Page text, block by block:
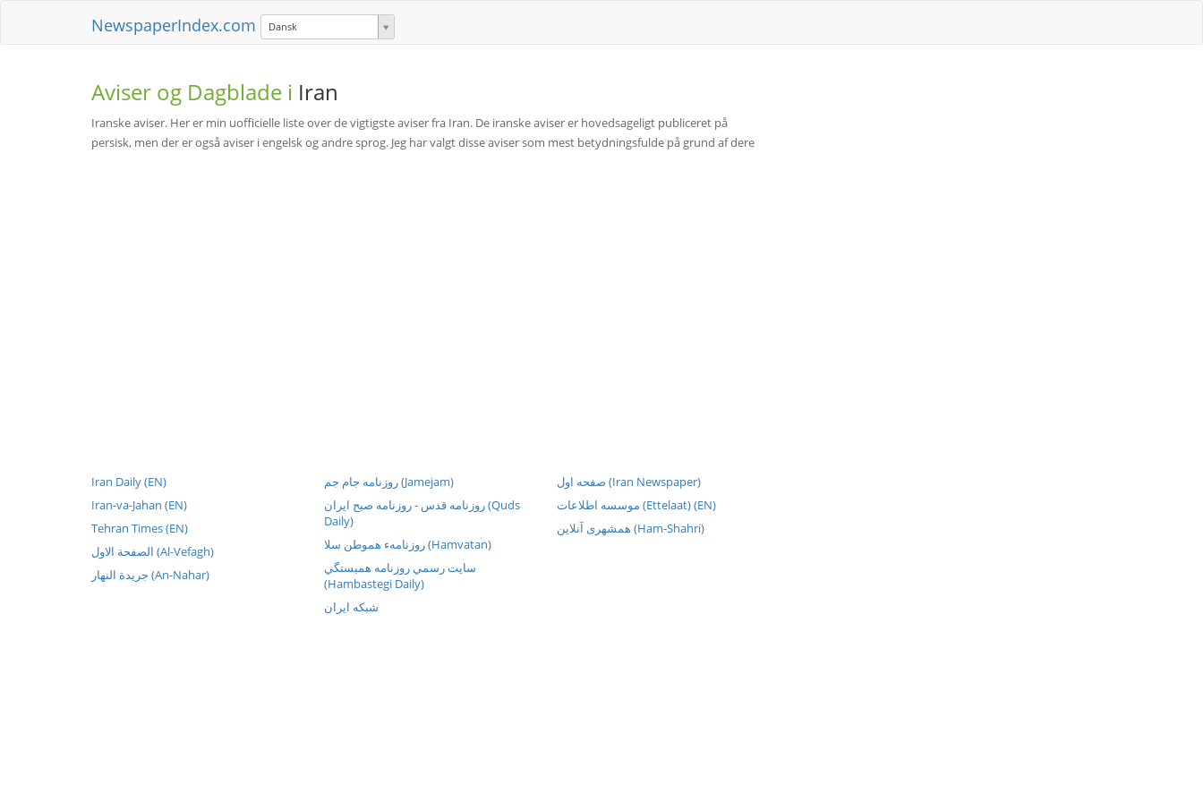
NewspaperIndex.com Dansk
Aviser og Dagblade i Iran
Iranske aviser. Her er min uofficielle liste over de vigtigste aviser fra Iran. De iranske aviser er hovedsageligt publiceret på
persisk, men der er også aviser i engelsk og andre sprog. Jeg har valgt disse aviser som mest betydningsfulde på grund af dere
Iran Daily (EN)
Iran-va-Jahan (EN)
Tehran Times (EN)
الصفحة الاول (Al-Vefagh)
جريدة النهار (An-Nahar)
روزنامه جام جم (Jamejam)
روزنامه قدس - روزنامه صبح ایران (Quds
Daily)
روزنامهء هموطن سلا (Hamvatan)
سايت رسمي روزنامه همبستگي
(Hambastegi Daily)
شبکه ايران
صفحه اول (Iran Newspaper)
موسسه اطلاعات (Ettelaat) (EN)
همشهری آنلاین (Ham-Shahri)